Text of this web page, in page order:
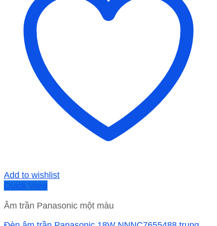
Add to wishlist
Quick View
Âm trần Panasonic một màu